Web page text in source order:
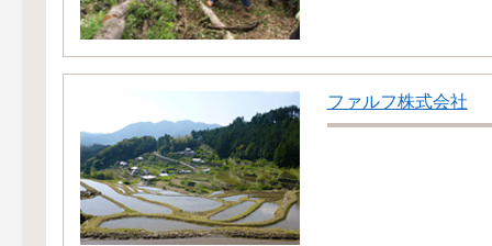
ファルフ株式会社